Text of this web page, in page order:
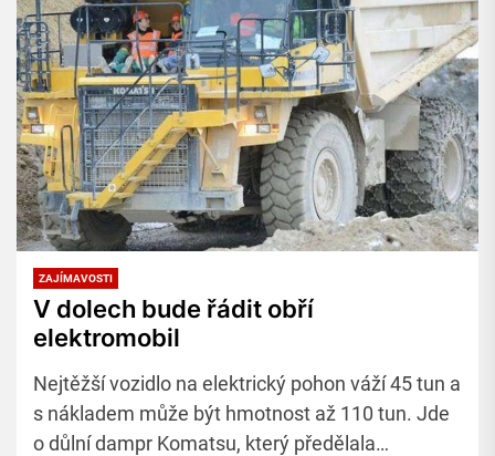
ZAJÍMAVOSTI
V dolech bude řádit obří
elektromobil
Nejtěžší vozidlo na elektrický pohon váží 45 tun a
s nákladem může být hmotnost až 110 tun. Jde
o důlní dampr Komatsu, který předělala